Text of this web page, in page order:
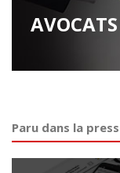
Paru dans la